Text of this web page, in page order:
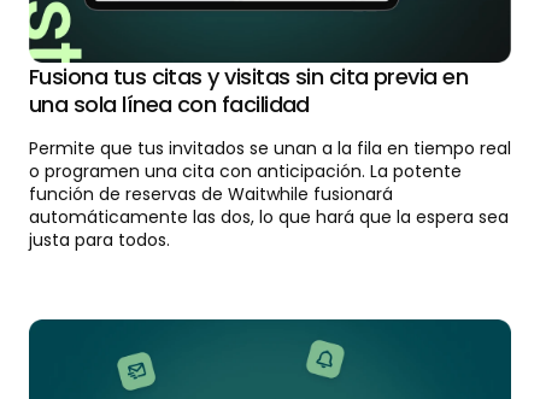
Fusiona tus citas y visitas sin cita previa en
una sola línea con facilidad
Permite que tus invitados se unan a la fila en tiempo real
o programen una cita con anticipación. La potente
función de reservas de Waitwhile fusionará
automáticamente las dos, lo que hará que la espera sea
justa para todos.